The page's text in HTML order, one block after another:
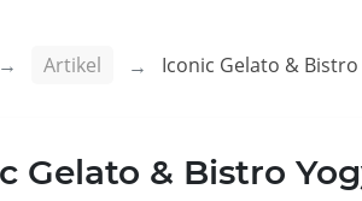
Artikel
Gelato & Bistro